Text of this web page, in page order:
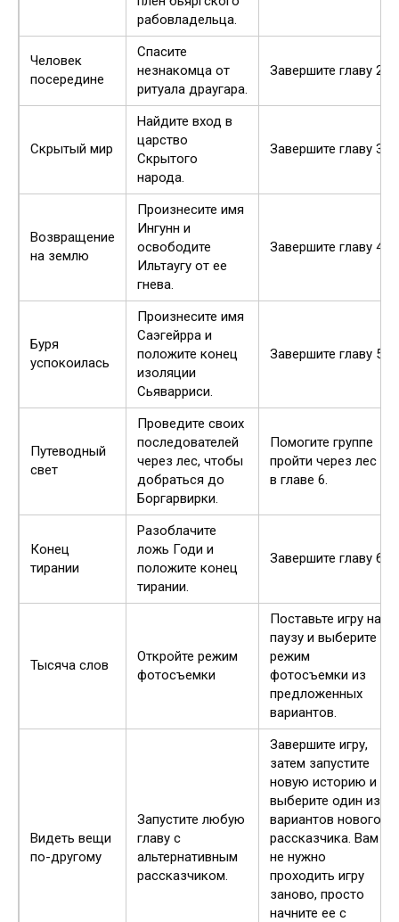
рабовладельца.
Человек
посередине
Спасите
незнакомца от
ритуала драугара.
Завершите главу 2
Скрытый мир
Найдите вход в
царство
Скрытого
народа.
Завершите главу 3
Возвращение
на землю
Произнесите имя
Ингунн и
освободите
Ильтаугу от ее
гнева.
Завершите главу 4
Буря
успокоилась
Произнесите имя
Саэгейрра и
положите конец
изоляции
Сьяварриси.
Завершите главу 5
Путеводный
свет
Проведите своих
последователей
через лес, чтобы
добраться до
Боргарвирки.
Помогите группе
пройти через лес
в главе 6.
Конец
тирании
Разоблачите
ложь Годи и
положите конец
тирании.
Завершите главу 6
Тысяча слов
Откройте режим
фотосъемки
Поставьте игру на
паузу и выберите
режим
фотосъемки из
предложенных
вариантов.
Видеть вещи
по-другому
Запустите любую
главу с
альтернативным
рассказчиком.
Завершите игру,
затем запустите
новую историю и
выберите один из
вариантов нового
рассказчика. Вам
не нужно
проходить игру
заново, просто
начните ее с